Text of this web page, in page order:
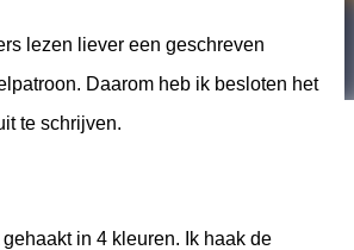
lezen liever een geschreven
Daarom heb ik besloten het
te schrijven.
in 4 kleuren. Ik haak de